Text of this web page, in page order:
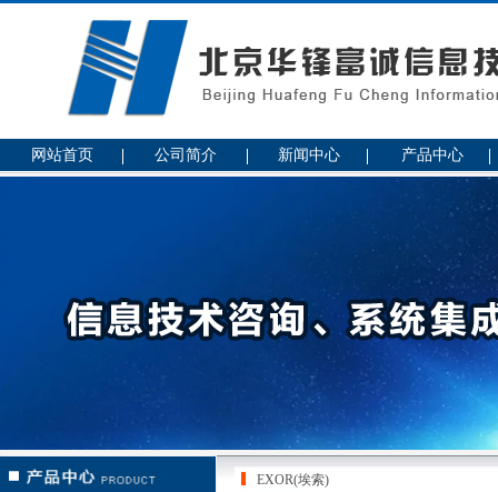
网站首页 公司简介 新闻中心 产品中心
EXOR(埃索)